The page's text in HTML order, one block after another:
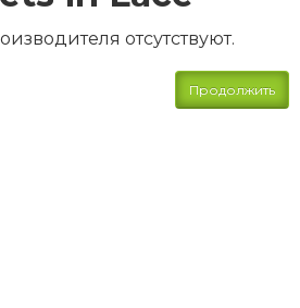
отсутствуют.
Продолжить